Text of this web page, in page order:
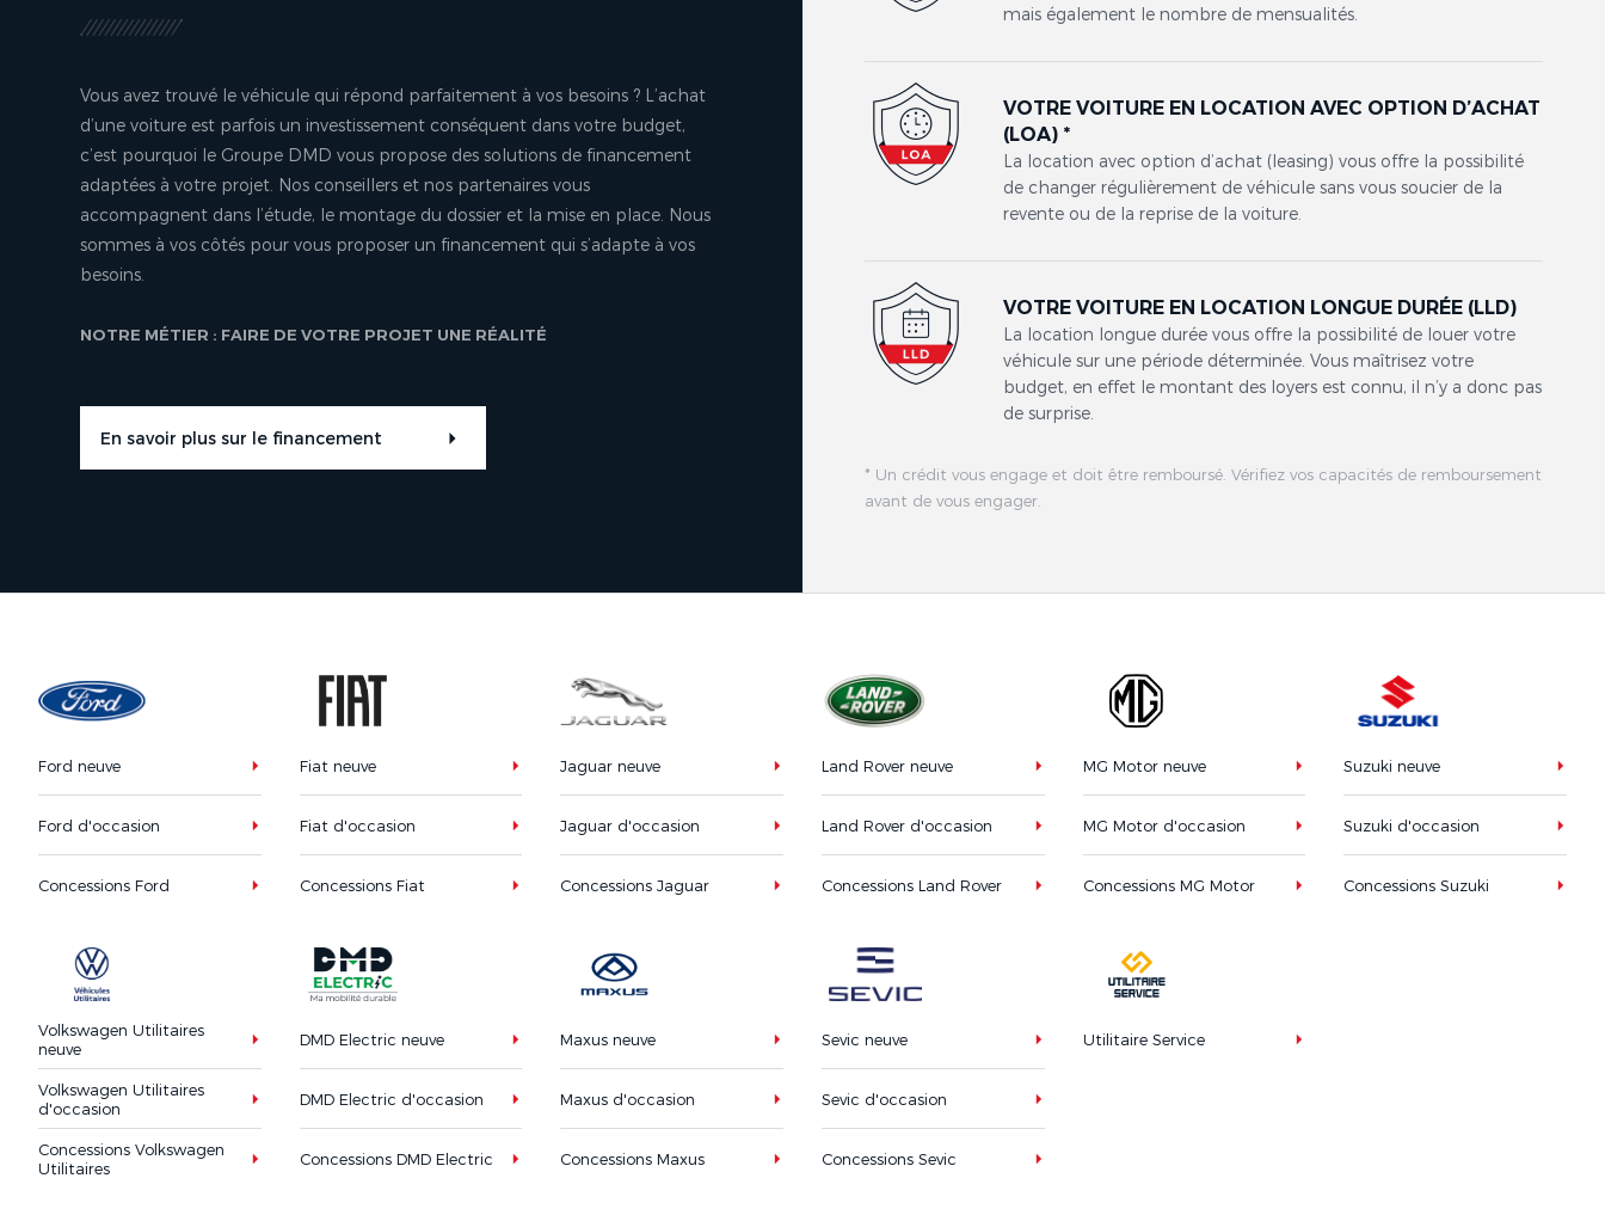
Vous avez trouvé le véhicule qui répond parfaitement à vos besoins ? L’achat
d’une voiture est parfois un investissement conséquent dans votre budget,
c’est pourquoi le Groupe DMD vous propose des solutions de financement
adaptées à votre projet. Nos conseillers et nos partenaires vous
accompagnent dans l’étude, le montage du dossier et la mise en place. Nous
sommes à vos côtés pour vous proposer un financement qui s’adapte à vos
besoins.
NOTRE MÉTIER : FAIRE DE VOTRE PROJET UNE RÉALITÉ
En savoir plus sur le financement
mais également le nombre de mensualités.
VOTRE VOITURE EN LOCATION AVEC OPTION D’ACHAT
(LOA) *
La location avec option d’achat (leasing) vous offre la possibilité
de changer régulièrement de véhicule sans vous soucier de la
revente ou de la reprise de la voiture.
VOTRE VOITURE EN LOCATION LONGUE DURÉE (LLD)
La location longue durée vous offre la possibilité de louer votre
véhicule sur une période déterminée. Vous maîtrisez votre
budget, en effet le montant des loyers est connu, il n’y a donc pas
de surprise.
* Un crédit vous engage et doit être remboursé. Vérifiez vos capacités de remboursement
avant de vous engager.
Ford neuve
Ford d'occasion
Concessions Ford
Fiat neuve
Fiat d'occasion
Concessions Fiat
Jaguar neuve
Jaguar d'occasion
Concessions Jaguar
Land Rover neuve
Land Rover d'occasion
Concessions Land Rover
MG Motor neuve
MG Motor d'occasion
Concessions MG Motor
Suzuki neuve
Suzuki d'occasion
Concessions Suzuki
Volkswagen Utilitaires
neuve
Volkswagen Utilitaires
d'occasion
Concessions Volkswagen
Utilitaires
DMD Electric neuve
DMD Electric d'occasion
Concessions DMD Electric
Maxus neuve
Maxus d'occasion
Concessions Maxus
Sevic neuve
Sevic d'occasion
Concessions Sevic
Utilitaire Service